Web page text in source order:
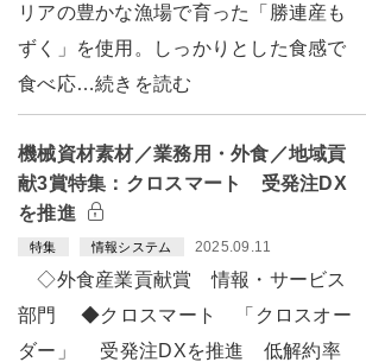
リアの豊かな漁場で育った「勝連産も
ずく」を使用。しっかりとした食感で
食べ応…続きを読む
機械資材素材／業務用・外食／地域貢
献3賞特集：クロスマート 受発注DX
を推進
特集 情報システム 2025.09.11
◇外食産業貢献賞 情報・サービス
部門 ◆クロスマート 「クロスオー
ダー」 受発注DXを推進 低解約率